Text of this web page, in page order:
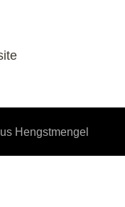
Hengstmengel